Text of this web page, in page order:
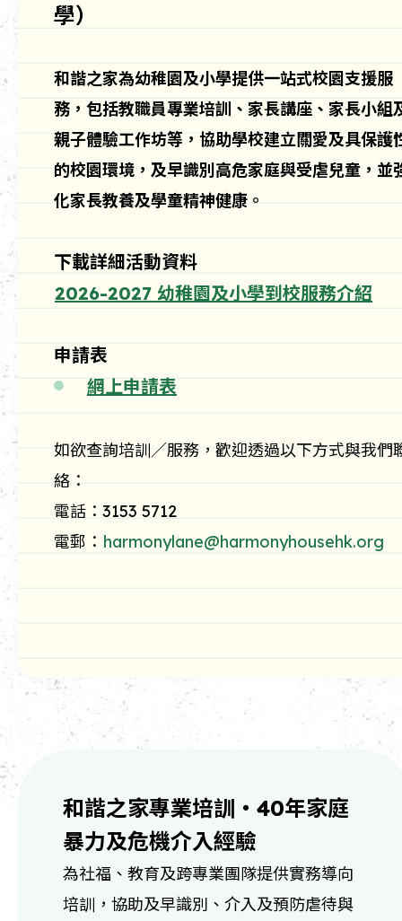
學）
和諧之家為幼稚園及小學提供一站式校園支援服
務，包括教職員專業培訓、家長講座、家長小組
親子體驗工作坊等，協助學校建立關愛及具保護
的校園環境，及早識別高危家庭與受虐兒童，並
化家長教養及學童精神健康。
下載詳細活動資料
2026-2027 幼稚園及小學到校服務介紹
申請表
網上申請表
如欲查詢培訓／服務，歡迎透過以下方式與我們
絡：
電話：3153 5712
電郵： harmonylane@harmonyhousehk.org
和諧之家專業培訓・40年家庭
暴力及危機介入經驗
為社福、教育及跨專業團隊提供實務導向
培訓，協助及早識別、介入及預防虐待與